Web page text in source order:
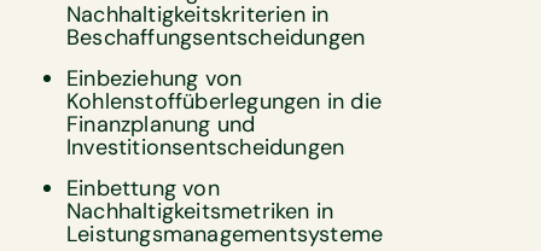
Nachhaltigkeitskriterien in
Beschaffungsentscheidungen
Einbeziehung von
Kohlenstoffüberlegungen in die
Finanzplanung und
Investitionsentscheidungen
Einbettung von
Nachhaltigkeitsmetriken in
Leistungsmanagementsysteme